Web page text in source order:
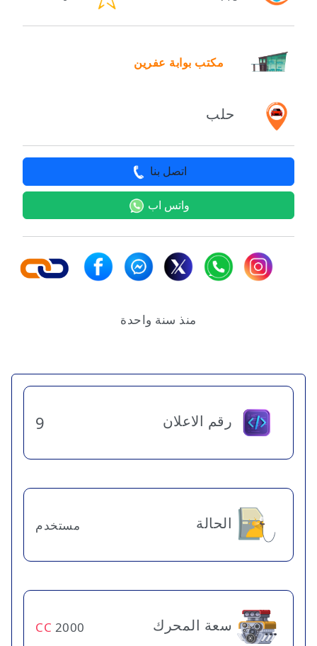
مكتب بوابة عفرين
حلب
اتصل بنا
واتس اب
منذ سنة واحدة
رقم الاعلان 9
الحالة مستخدم
سعة المحرك 2000
CC